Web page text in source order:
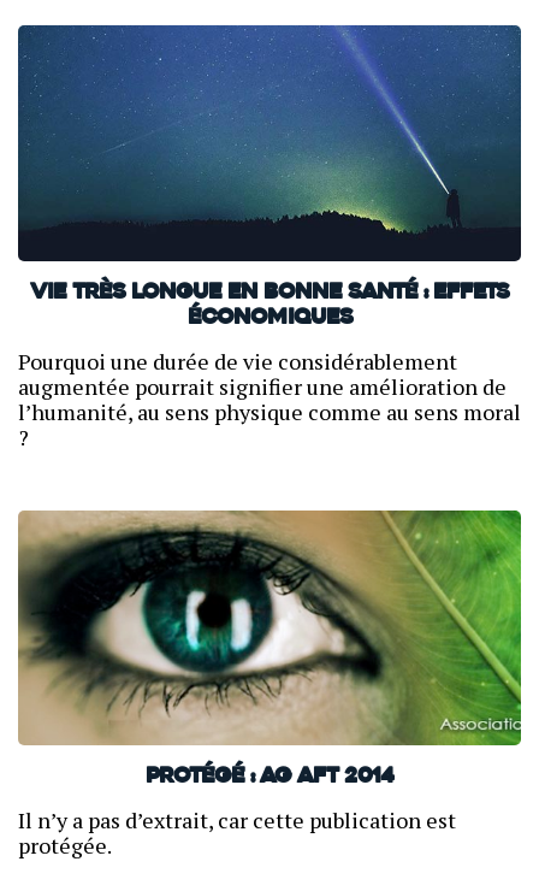
Vie très longue en bonne santé : effets
économiques
Pourquoi une durée de vie considérablement
augmentée pourrait signifier une amélioration de
l’humanité, au sens physique comme au sens moral
?
Protégé : AG AFT 2014
Il n’y a pas d’extrait, car cette publication est
protégée.